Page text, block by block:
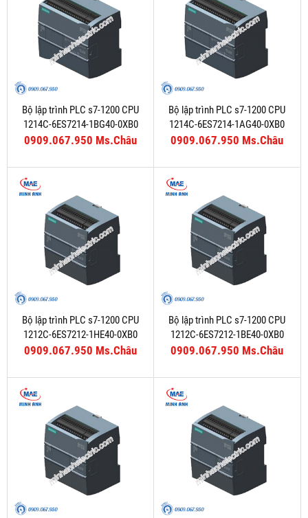
Bộ lập trình PLC s7-1200 CPU
1214C-6ES7214-1BG40-0XB0
0909.067.950 Ms.Châu
Bộ lập trình PLC s7-1200 CPU
1214C-6ES7214-1AG40-0XB0
0909.067.950 Ms.Châu
Bộ lập trình PLC s7-1200 CPU
1212C-6ES7212-1HE40-0XB0
0909.067.950 Ms.Châu
Bộ lập trình PLC s7-1200 CPU
1212C-6ES7212-1BE40-0XB0
0909.067.950 Ms.Châu